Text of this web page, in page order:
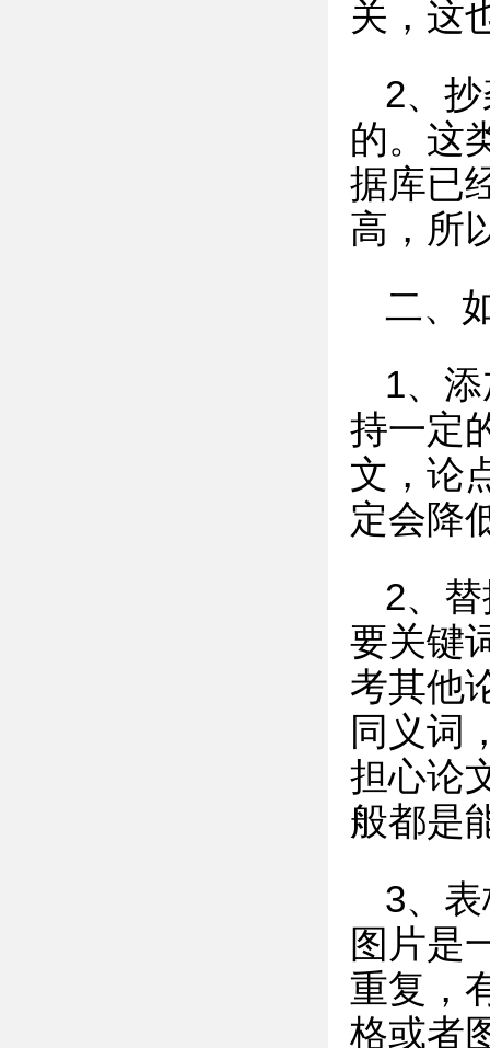
关，这
2、
的。这
据库已
高，所
二、
1、
持一定
文，论
定会降
2、
要关键
考其他
同义词
担心论
般都是
3、
图片是
重复，
格或者